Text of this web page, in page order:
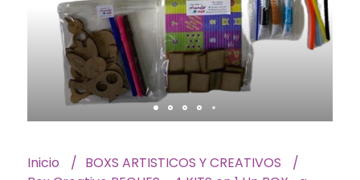
Inicio
BOXS ARTISTICOS Y CREATIVOS